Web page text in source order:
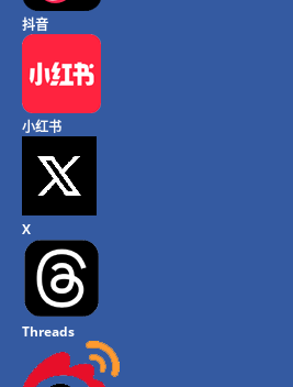
抖音
小红书
X
Threads